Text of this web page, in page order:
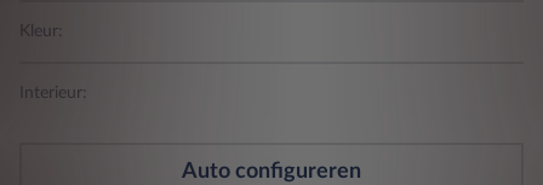
Kleur:
Interieur:
Auto configureren